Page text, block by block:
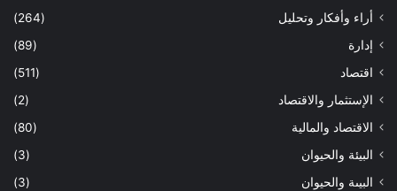
أراء وأفكار وتحليل
(264)
إدارة
(89)
اقتصاد
(511)
الإستثمار والاقتصاد
(2)
الاقتصاد والمالية
(80)
البيئة والحيوان
(3)
البيىة والحيوان
(3)